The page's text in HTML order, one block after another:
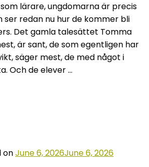
lärare, ungdomarna är precis
ser redan nu hur de kommer bli
Det gamla talesättet Tomma
är sant, de som egentligen har
säger mest, de med något i
Och de elever …
onJune 6, 2026June 6, 2026